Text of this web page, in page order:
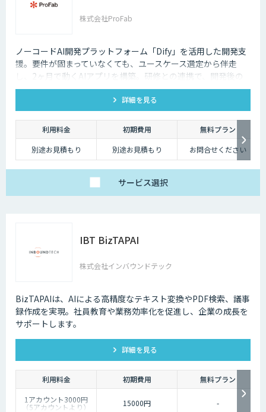
株式会社ProFab
ノーコードAI開発プラットフォーム「Dify」を活用した開発支
援。要件が固まっていなくても、ユースケース選定から伴走
し、2ヶ月で動くAIアプリを構築。研修との連携で、開発後の
内製化・自走までサポートします。
詳細を見る
利用料金 初期費用
無料プラン
別途お見積もり
別途お見積もり お問合せください
サービス選択
IBT BizTAPAI
株式会社インバウンドテック
BizTAPAIは、AIによる高精度なテキスト変換やPDF検索、議事
録作成を実現。社員教育や業務効率化を促進し、企業の成長を
サポートします。
詳細を見る
利用料金 初期費用
無料プラン
1アカウント3000円
（5アカウントより） 15000円 -